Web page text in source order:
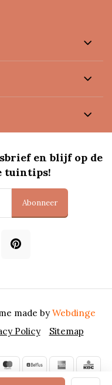
en blijf op de
tuintips!
Abonneer
Policy Sitemap
made byWebdinge